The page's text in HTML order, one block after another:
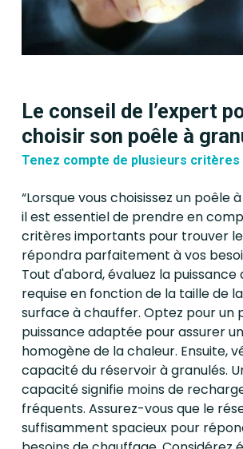
maintenant pour découvrir
notre gamme de poêles
granulés bois et
un système de chauffage
moderne, efficace et
respectueux de
l’environnement pour
foyer.
Le conseil de l’expert
choisir son poêle à
Tenez compte de plusieurs critères
“Lorsque vous choisissez un poêle
il est essentiel de prendre en
critères importants pour trouver
répondra parfaitement à vos
Tout d'abord, évaluez la
requise en fonction de la taille de
surface à chauffer. Optez pour un
puissance adaptée pour assurer
homogène de la chaleur. Ensuite,
capacité du réservoir à granulés.
capacité signifie moins de
fréquents. Assurez-vous que le
suffisamment spacieux pour